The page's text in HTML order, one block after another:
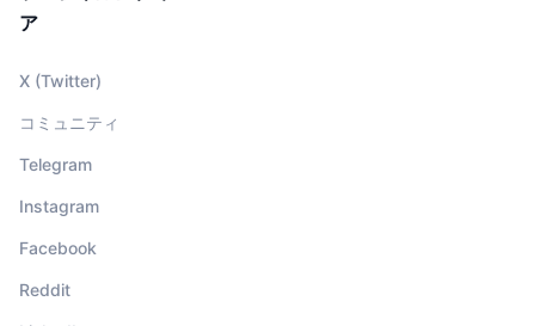
ア
X (Twitter)
コミュニティ
Telegram
Instagram
Facebook
Reddit